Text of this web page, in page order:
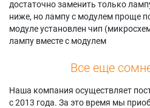
достаточно заменить только
ниже, но лампу с модулем проще
модуле установлен чип
лампу вместе с модулем
Все еще
Наша компания осуществляет
с 2013 года. За это время мы